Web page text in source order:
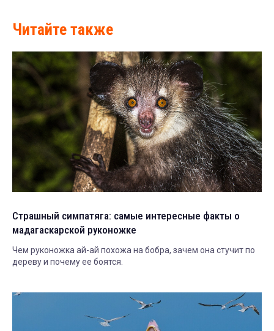
Читайте также
Страшный симпатяга: самые интересные факты о
мадагаскарской руконожке
Чем руконожка ай-ай похожа на бобра, зачем она стучит по
дереву и почему ее боятся.